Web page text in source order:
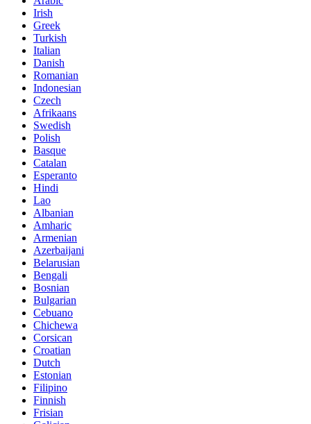
Irish
Greek
Turkish
Italian
Danish
Romanian
Indonesian
Czech
Afrikaans
Swedish
Polish
Basque
Catalan
Esperanto
Hindi
Lao
Albanian
Amharic
Armenian
Azerbaijani
Belarusian
Bengali
Bosnian
Bulgarian
Cebuano
Chichewa
Corsican
Croatian
Dutch
Estonian
Filipino
Finnish
Frisian